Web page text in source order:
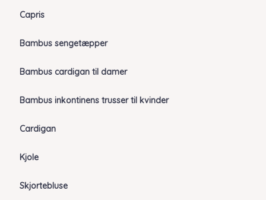
Capris
Bambus sengetæpper
Bambus cardigan til damer
Bambus inkontinens trusser til kvinder
Cardigan
Kjole
Skjortebluse